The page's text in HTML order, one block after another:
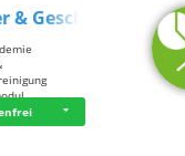
& Geschi…